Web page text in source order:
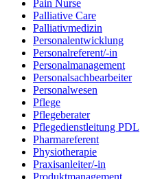
Pain Nurse
Palliative Care
Palliativmedizin
Personalentwicklung
Personalreferent/-in
Personalmanagement
Personalsachbearbeiter
Personalwesen
Pflege
Pflegeberater
Pflegedienstleitung PDL
Pharmareferent
Physiotherapie
Praxisanleiter/-in
Produktmanagement